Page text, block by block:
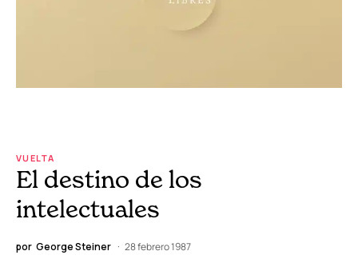
VUELTA
El destino de los
intelectuales
por George Steiner 28 febrero 1987